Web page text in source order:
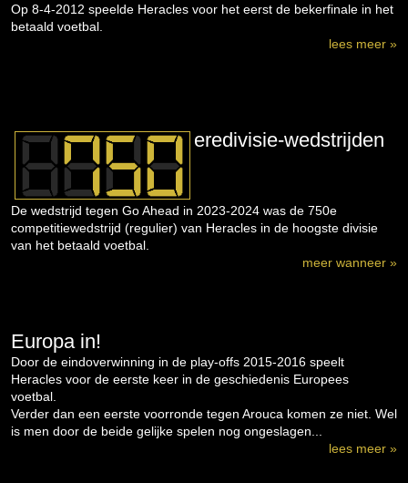
Op 8-4-2012 speelde Heracles voor het eerst de bekerfinale in het
betaald voetbal.
lees meer »
eredivisie-wedstrijden
De wedstrijd tegen Go Ahead in 2023-2024 was de 750e
competitiewedstrijd (regulier) van Heracles in de hoogste divisie
van het betaald voetbal.
meer wanneer »
Europa in!
Door de eindoverwinning in de play-offs 2015-2016 speelt
Heracles voor de eerste keer in de geschiedenis Europees
voetbal.
Verder dan een eerste voorronde tegen Arouca komen ze niet. Wel
is men door de beide gelijke spelen nog ongeslagen...
lees meer »